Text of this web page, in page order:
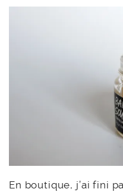
En boutique, j’ai fini